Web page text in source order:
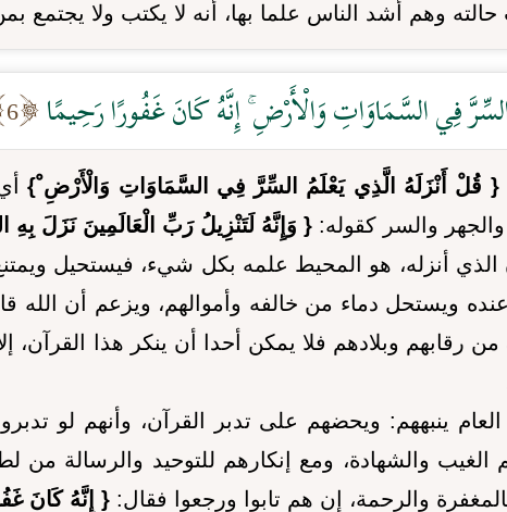
وهم أشد الناس علما بها، أنه لا يكتب ولا يجتمع
فِي السَّمَاوَاتِ وَالْأَرْضِ ۚ إِنَّهُ كَانَ غَفُورًا رَحِيمًا 6
{ قُلْ أَنْزَلَهُ الَّذِي يَعْلَمُ السِّرَّ فِي السَّمَاوَاتِ وَالْأَرْضِ ْ}
والسر كقوله: { وَإِنَّهُ لَتَنْزِيلُ رَبِّ الْعَالَمِينَ نَزَلَ
الذي أنزله، هو المحيط علمه بكل شيء، فيستحيل
ويستحل دماء من خالفه وأموالهم، ويزعم أن الله
رقابهم وبلادهم فلا يمكن أحدا أن ينكر هذا القرآن،
ينبههم: ويحضهم على تدبر القرآن، وأنهم لو
الغيب والشهادة، ومع إنكارهم للتوحيد والرسالة
بالمغفرة والرحمة، إن هم تابوا ورجعوا فقال: { إِنَّهُ كَانَ